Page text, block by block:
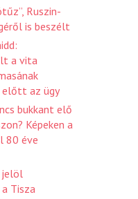
Ruszin-
is beszélt
a vita
előtt az ügy
bukkant elő
Képeken a
80 éve
jelöl
Tisza